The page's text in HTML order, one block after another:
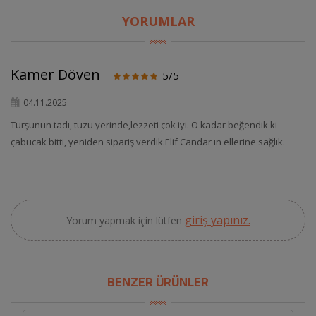
YORUMLAR
Kamer Döven 5/5
04.11.2025
Turşunun tadı, tuzu yerinde,lezzeti çok iyi. O kadar beğendik ki
çabucak bitti, yeniden sipariş verdik.Elif Candar ın ellerine sağlık.
Yorum yapmak için lütfen giriş yapınız.
BENZER ÜRÜNLER